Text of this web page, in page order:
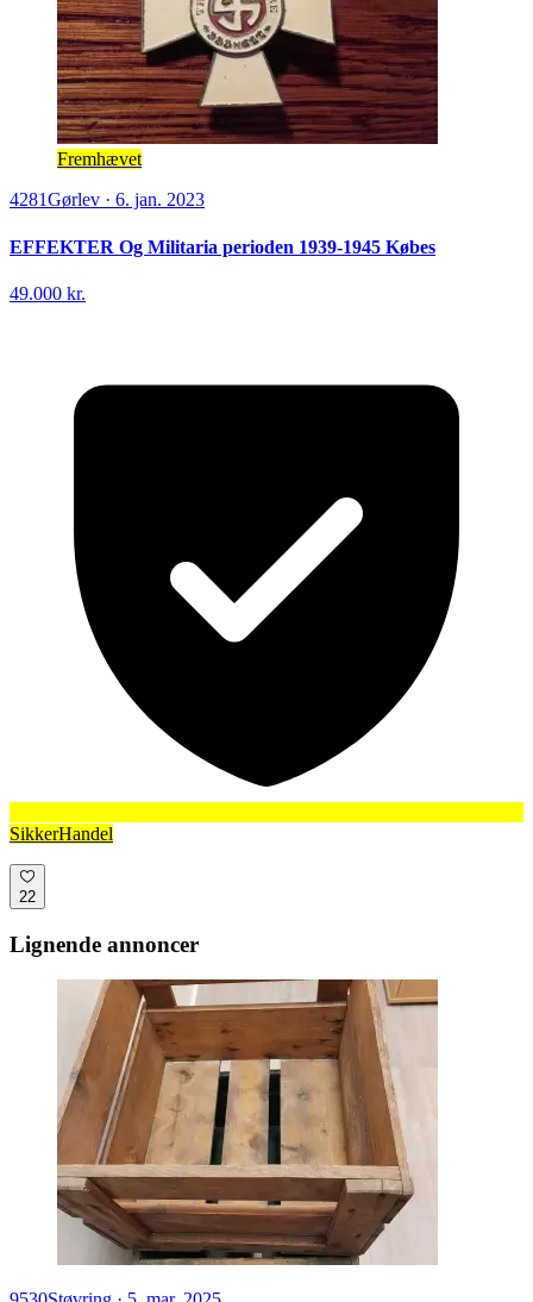
Fremhævet
4281Gørlev · 6. jan. 2023
EFFEKTER Og Militaria perioden 1939-1945 Købes
49.000 kr.
SikkerHandel
22
Lignende annoncer